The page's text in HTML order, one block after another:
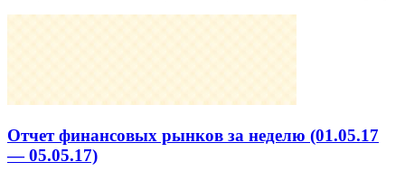
Отчет финансовых рынков за неделю (01.05.17
— 05.05.17)